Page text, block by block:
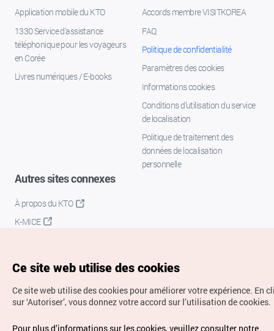
Application mobile du KTO
1330 Service d'assistance
téléphonique pour les voyageurs
en Corée
Livres numériques / E-books
Accords membre VISITKOREA
FAQ
Politique de confidentialité
Paramètres des cookies
Informations cookies
Conditions d’utilisation du service
de localisation
Politique de traitement des
données de localisation
personnelle
Autres sites connexes
À propos du KTO
K-MICE
Droits d’auteur (c) Office National du Tourisme en Corée.
Ce site web utilise des cookies
Ce site web utilise des cookies pour améliorer votre expérience. En
sur ‘Autoriser’, vous donnez votre accord sur l’utilisation de cookies.
Pour plus d’informations sur les cookies, veuillez consulter notre